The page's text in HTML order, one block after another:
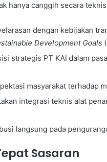
hanya canggih secara
dengan kebijakan
Development Goals
strategis PT KAI dalam
masyarakat terhadap
integrasi teknis alat
langsung pada
Sasaran